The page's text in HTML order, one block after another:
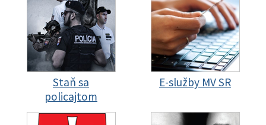
Staň sa
policajtom
E-služby MV SR